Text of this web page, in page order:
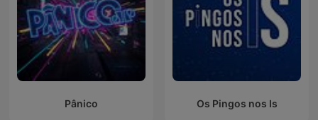
Pânico Os Pingos nos Is